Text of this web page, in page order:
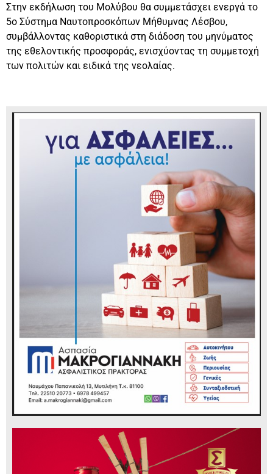
Στην εκδήλωση του Μολύβου θα συμμετάσχει ενεργά το
5ο Σύστημα Ναυτοπροσκόπων Μήθυμνας Λέσβου,
συμβάλλοντας καθοριστικά στη διάδοση του μηνύματος
της εθελοντικής προσφοράς, ενισχύοντας τη συμμετοχή
των πολιτών και ειδικά της νεολαίας.